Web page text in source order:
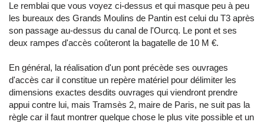
Le remblai que vous voyez ci-dessus et qui masque peu à peu
les bureaux des Grands Moulins de Pantin est celui du T3 après
son passage au-dessus du canal de l'Ourcq. Le pont et ses
deux rampes d'accès coûteront la bagatelle de 10 M €.
En général, la réalisation d'un pont précède ses ouvrages
d'accès car il constitue un repère matériel pour délimiter les
dimensions exactes desdits ouvrages qui viendront prendre
appui contre lui, mais Tramsès 2, maire de Paris, ne suit pas la
règle car il faut montrer quelque chose le plus vite possible et un